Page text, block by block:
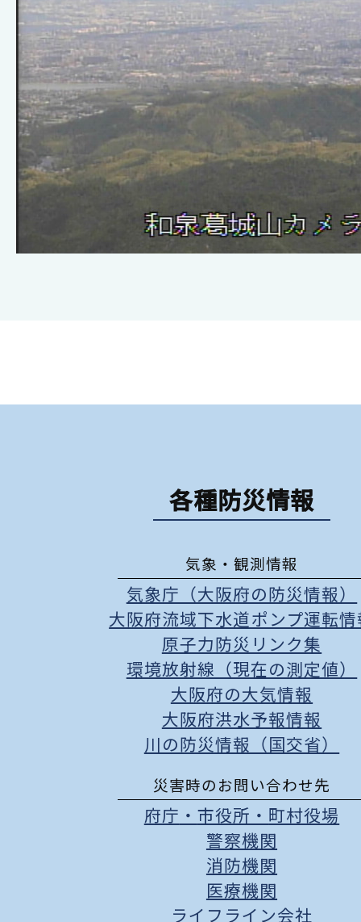
各種防災情報
気象・観測情報
気象庁（大阪府の防災情報）
大阪府流域下水道ポンプ運転情
原子力防災リンク集
環境放射線（現在の測定値）
大阪府の大気情報
大阪府洪水予報情報
川の防災情報（国交省）
災害時のお問い合わせ先
府庁 ・ 市役所 ・ 町村役場
警察機関
消防機関
医療機関
ライフライン会社